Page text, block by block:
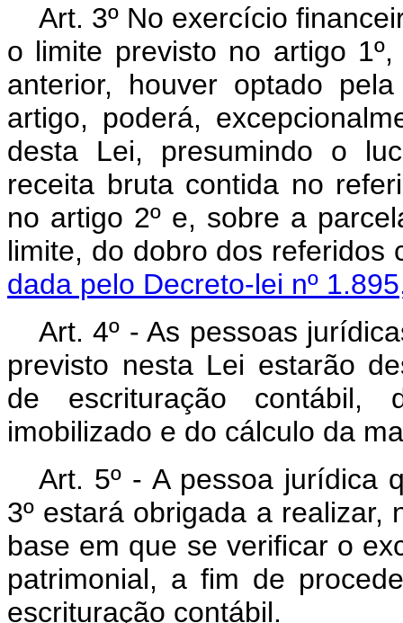
Art. 3º No exercício
o limite previsto no artigo
anterior, houver optado
artigo, poderá,
desta Lei, presumindo o
receita bruta contida no
no artigo 2º e, sobre a
limite, do dobro dos
dada pelo Decreto-lei nº
Art. 4º - As pessoas
previsto nesta Lei estarão
de escrituração contábil,
imobilizado e do cálculo da
Art. 5º - A pessoa jurídica
3º estará obrigada a realizar,
base em que se verificar o
patrimonial, a fim de
escrituração contábil.